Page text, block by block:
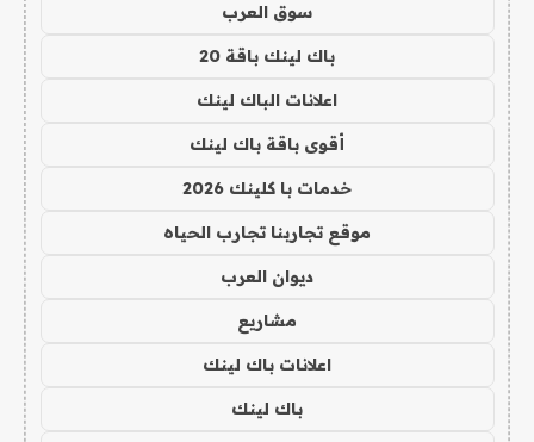
سوق العرب
باك لينك باقة 20
اعلانات الباك لينك
أقوى باقة باك لينك
خدمات با كلينك 2026
موقع تجاربنا تجارب الحياه
ديوان العرب
مشاريع
اعلانات باك لينك
باك لينك